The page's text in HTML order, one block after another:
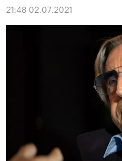
21:48 02.07.2021